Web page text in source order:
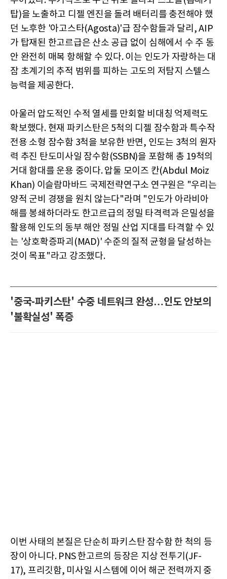
탑)을 노출하고 디젤 엔진을 돌려 배터리를 충전해야 했
던 노후한 '아고스타(Agosta)'급 잠수함들과 달리, AIP
가 탑재된 한고르급은 산소 공급 없이 심해에서 수 주 동
안 완전히 매복 항해할 수 있다. 이는 인도가 자랑하는 대
잠 초계기의 추적 범위를 피하는 고도의 저탐지 스텔스
능력을 제공한다.
아울러 압도적인 수적 열세를 만회할 비대칭 억제력도
확보했다. 현재 파키스탄은 5척의 디젤 잠수함과 특수작
전용 소형 잠수함 3척을 보유한 반면, 인도는 3척의 원자
력 추진 탄도미사일 잠수함(SSBN)을 포함해 총 19척의
거대 함대를 운용 중이다. 압둘 모이즈 칸(Abdul Moiz
Khan) 이슬람마바드 국제전략연구소 연구원은 "우리는
양적 군비 경쟁을 원치 않는다"라며 "인도가 아라비아
해를 봉쇄하더라도 한고르급의 정밀 타격력과 은밀성을
활용해 인도의 동부 해안 정밀 산업 지대를 타격할 수 있
는 '상호확증파괴(MAD)' 수준의 질적 균형을 달성하는
것이 목표"라고 강조했다.
'중국-파키스탄' 수중 네트워크 완성…인도 안보의
'불확실성' 폭증
이번 사태의 본질은 단순히 파키스탄 잠수함 한 척의 등
장이 아니다. PNS 한고르의 등장은 지상 전투기(JF-
17), 프리깃함, 미사일 시스템에 이어 해군 전력까지 중